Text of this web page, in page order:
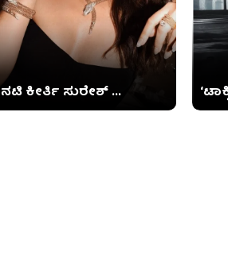
ನಟಿ ಕೀರ್ತಿ ಸುರೇಶ್ ...